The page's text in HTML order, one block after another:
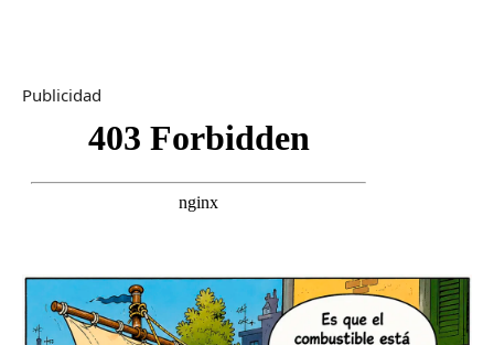
Publicidad